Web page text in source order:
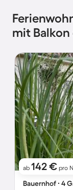
mit Balkon
ab 142 € pro
Bauernhof ∙ 4